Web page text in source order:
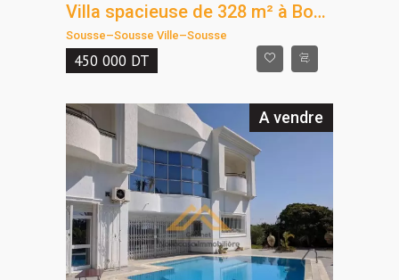
Villa spacieuse de 328 m² à Bouhsina – Confort et modernité au rendez-vous
Sousse–Sousse Ville–Sousse
450 000 DT
A vendre